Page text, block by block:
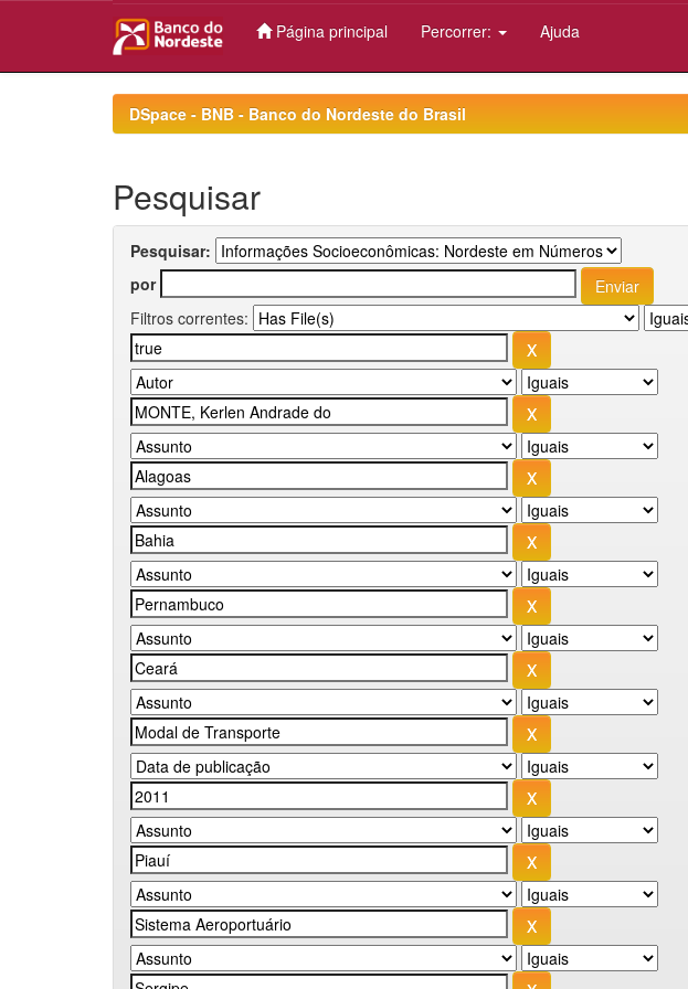
Página principal Percorrer: Ajuda
DSpace - BNB - Banco do Nordeste do Brasil
Pesquisar
Pesquisar:
por
Filtros correntes: